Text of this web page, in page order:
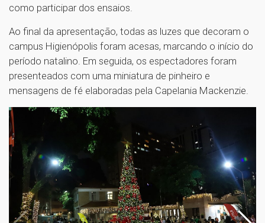
como participar dos ensaios.
Ao final da apresentação, todas as luzes que decoram o
campus Higienópolis foram acesas, marcando o início do
período natalino. Em seguida, os espectadores foram
presenteados com uma miniatura de pinheiro e
mensagens de fé elaboradas pela Capelania Mackenzie.